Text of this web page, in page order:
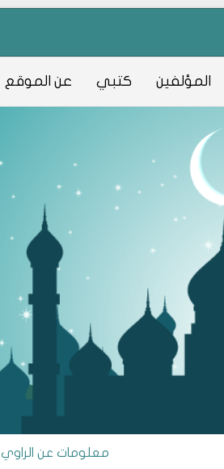
المؤلفين كتبي عن الموقع
معلومات عن الراوي